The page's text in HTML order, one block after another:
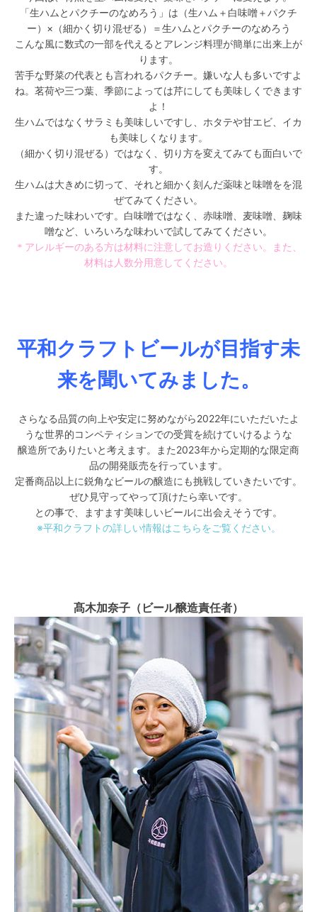
「生ハムとパクチーのなめろう」は（生ハム＋白味噌＋パクチ
ー）×（細かく切り混ぜる）＝生ハムとパクチーのなめろう
こんな風に数式の一部を代えるとアレンジ料理が簡単に出来上が
ります。
苦手な野菜の代表とも言われるパクチー。嫌いな人も多いですよ
ね。茗荷や三つ葉、季節によっては芹にしても美味しくできます
よ！
生ハムではなくサラミも美味しいですし、ホタテや甘エビ、イカ
も美味しくなります。
（細かく切り混ぜる）ではなく、切り方を変えてみても面白いで
す。
生ハムは大きめに切って、それと細かく刻んだ薬味と味噌をを混
ぜてみてください。
また違った味わいです。白味噌ではなく、赤味噌、麦味噌、麹味
噌など、いろいろな味わいで試してみてください。
＊アレルギーのある方は材料に注意してお造りください。また、
材料は人数分用意してください。
平和クラフトビールが目指す未
来を聞いてみました。
さらなる品質の向上や安定に努めながら2022年にいただいたよ
うな世界的コンペティションでの受賞を続けていけるような
醸造所でありたいと考えます。また2023年から定期的な限定商
品の開発販売を行っています。
定番商品以上に鋭角なビールの醸造にも挑戦していきたいです。
ぜひ見守ってやって頂けたら幸いです。
との事で、ますます美味しいビールに出会えそうです。
※平和クラフトの詳しい情報はこちらをご覧ください。
髙木加奈子 （ビール醸造責任者）